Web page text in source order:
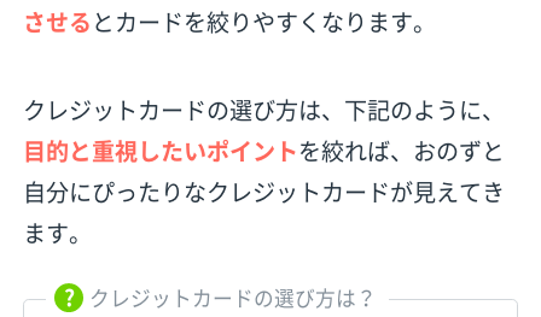
させるとカードを絞りやすくなります。
クレジットカードの選び方は、下記のように、
目的と重視したいポイントを絞れば、おのずと
自分にぴったりなクレジットカードが見えてき
ます。
クレジットカードの選び方は？